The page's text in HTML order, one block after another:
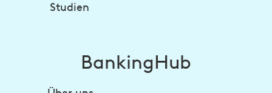
Studien
BankingHub